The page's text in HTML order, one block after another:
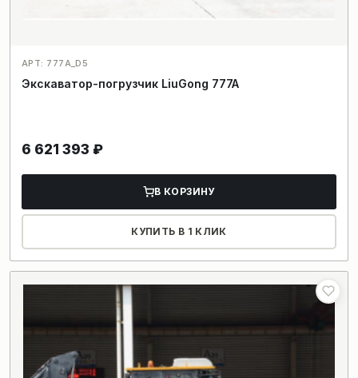
АРТ: 777A_D5
Экскаватор-погрузчик LiuGong 777A
6 621 393 ₽
В КОРЗИНУ
КУПИТЬ В 1 КЛИК